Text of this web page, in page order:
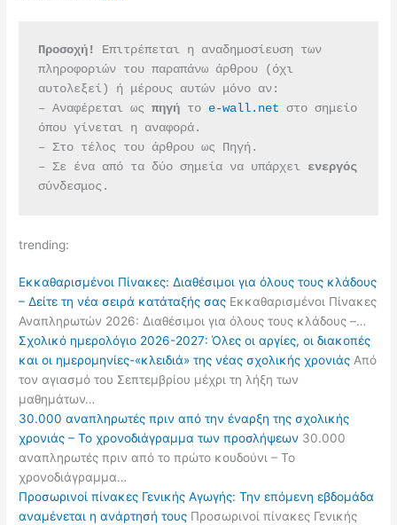
Προσοχή!
Επιτρέπεται η αναδημοσίευση των
πληροφοριών του παραπάνω άρθρου (όχι
αυτολεξεί) ή μέρους αυτών μόνο αν:
– Αναφέρεται ως πηγή το e-wall.net στο σημείο
όπου γίνεται η αναφορά.
– Στο τέλος του άρθρου ως Πηγή.
– Σε ένα από τα δύο σημεία να υπάρχει
σύνδεσμος.
trending:
Εκκαθαρισμένοι Πίνακες: Διαθέσιμοι για όλους τους κλάδους
– Δείτε τη νέα σειρά κατάταξής σας Εκκαθαρισμένοι Πίνακες
Αναπληρωτών 2026: Διαθέσιμοι για όλους τους κλάδους –…
Σχολικό ημερολόγιο 2026-2027: Όλες οι αργίες, οι διακοπές
και οι ημερομηνίες-«κλειδιά» της νέας σχολικής χρονιάς Από
τον αγιασμό του Σεπτεμβρίου μέχρι τη λήξη των
μαθημάτων…
30.000 αναπληρωτές πριν από την έναρξη της σχολικής
χρονιάς – Το χρονοδιάγραμμα των προσλήψεων 30.000
αναπληρωτές πριν από το πρώτο κουδούνι – Το
χρονοδιάγραμμα…
Προσωρινοί πίνακες Γενικής Αγωγής: Την επόμενη εβδομάδα
αναμένεται η ανάρτησή τους Προσωρινοί πίνακες Γενικής